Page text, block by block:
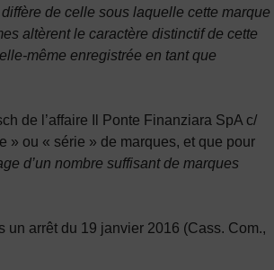
de celle sous laquelle cette marque
altèrent le caractère distinctif de cette
même enregistrée en tant que
de l’affaire Il Ponte Finanziara SpA c/
» ou « série » de marques, et que pour
d’un nombre suffisant de marques
arrêt du 19 janvier 2016 (Cass. Com.,